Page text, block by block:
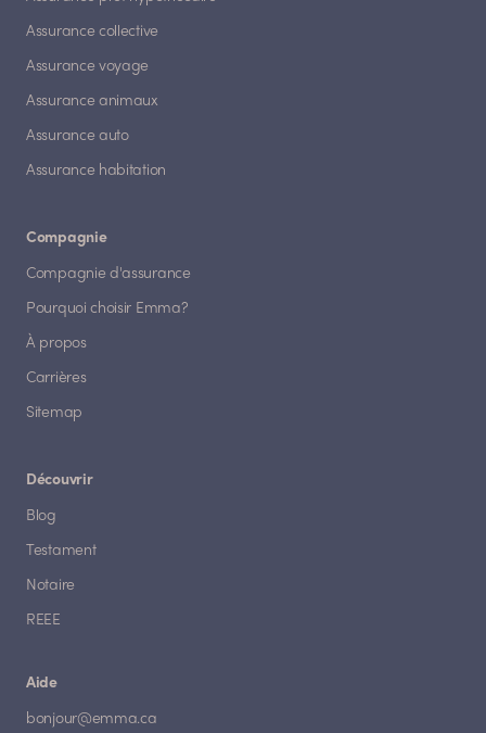
Assurance collective
Assurance voyage
Assurance animaux
Assurance auto
Assurance habitation
Compagnie
Compagnie d'assurance
Pourquoi choisir Emma?
À propos
Carrières
Sitemap
Découvrir
Blog
Testament
Notaire
REEE
Aide
bonjour@emma.ca